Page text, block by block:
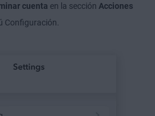
cuenta en la sección Acciones
Configuración.